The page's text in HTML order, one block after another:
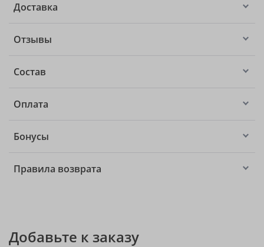
Доставка
Отзывы
Состав
Оплата
Бонусы
Правила возврата
Добавьте к заказу